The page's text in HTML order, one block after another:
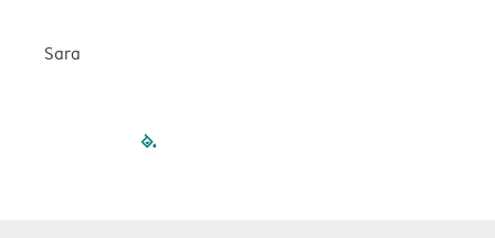
Sara
filled-pagination